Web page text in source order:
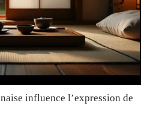
influence l’expression de